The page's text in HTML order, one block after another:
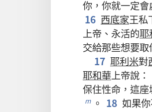
你 ， 你就一定會
16 西底家王私
上帝 、 永活的耶
交給那些想要取
17 耶利米對
耶和華上帝說
保住性命 ， 這座
m 。 18 如果你